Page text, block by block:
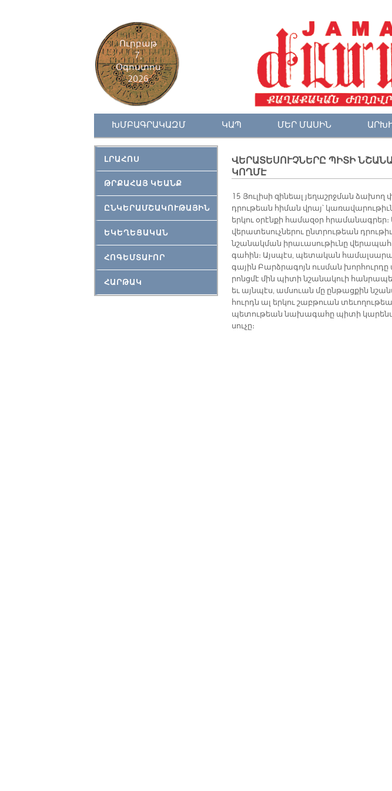
Ուրբաթ
7,
Օգոստոս
2026
ԽՄԲԱԳՐԱԿԱԶՄ ԿԱՊ ՄԵՐ ՄԱՍԻՆ
ԼՐԱՀՈՍ
ԹՐՔԱՀԱՅ ԿԵԱՆՔ
ԸՆԿԵՐԱՄՇԱԿՈՒԹԱՅԻՆ
ԵԿԵՂԵՑԱԿԱՆ
ՀՈԳԵՄՏԱՒՈՐ
ՀԱՐԹԱԿ
ՎԵՐԱՏԵՍՈՒՉՆԵՐԸ ՊԻՏԻ
ԿՈՂՄԷ
15 Յու­լի­սի զի­նեալ յե­ղաշրջ­ման
դրու­թեան հի­ման վրայ՝
եր­կու օ­րէն­քի հա­մա­զօր
վե­րա­տե­սուչ­նե­րու ընտ­րու­թեան
նշա­նակ­ման ի­րա­ւա­սու­թիւ­նը
գա­հին։ Այս­պէս, պե­տա­կան
գա­յին Բարձ­րա­գոյն ուս­ման
րոնց­մէ մին պի­տի նշա­նա­կուի
եւ այն­պէս, ամ­սուան մը ըն­թաց­քին
հուրդն ալ եր­կու շաբ­թուան
պե­տու­թեան նա­խա­գա­հը պի­տի
սու­չը։